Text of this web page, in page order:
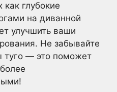
глубокие
на диванной
улучшить ваши
Не забывайте
— это поможет